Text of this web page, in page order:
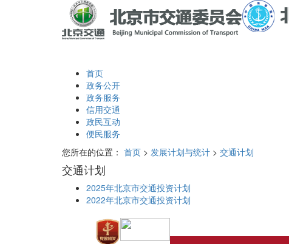
首页
政务公开
政务服务
信用交通
政民互动
便民服务
您所在的位置： 首页 > 发展计划与统计 > 交通计划
交通计划
2025年北京市交通投资计划
2022年北京市交通投资计划